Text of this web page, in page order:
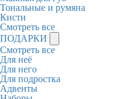
Тональные и румяна
Кисти
Смотреть все
ПОДАРКИ
Смотреть все
Для неё
Для него
Для подростка
Адвенты